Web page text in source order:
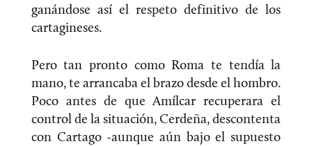
ganándose así el respeto definitivo de los
cartagineses.
Pero tan pronto como Roma te tendía la
mano, te arrancaba el brazo desde el hombro.
Poco antes de que Amílcar recuperara el
control de la situación, Cerdeña, descontenta
con Cartago -aunque aún bajo el supuesto